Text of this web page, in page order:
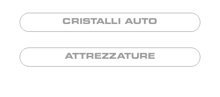
CRISTALLI AUTO
ATTREZZATURE